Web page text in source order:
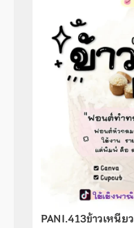
PANI.413ข้าวเหนียว